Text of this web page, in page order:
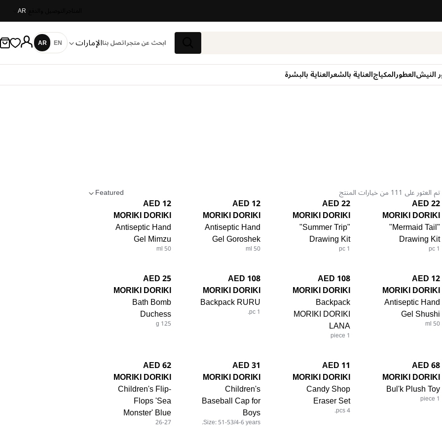
AR
بحث
ابحث عن متجراتصل بناالإمارات اللغة
EN
AR
النيشالعطورالمكياجالعناية بالشعرالعناية بالبشرة
تم العثور على 111 من خيارات المنتج Featured
22 AED
MORIKI DORIKI
"Mermaid Tail"
Drawing Kit
1 pc
22 AED
MORIKI DORIKI
"Summer Trip"
Drawing Kit
1 pc
12 AED
MORIKI DORIKI
Antiseptic Hand
Gel Goroshek
50 ml
12 AED
MORIKI DORIKI
Antiseptic Hand
Gel Mimzu
50 ml
12 AED
MORIKI DORIKI
Antiseptic Hand
Gel Shushi
50 ml
108 AED
MORIKI DORIKI
Backpack
MORIKI DORIKI
LANA
1 piece
108 AED
MORIKI DORIKI
Backpack RURU
1 pc.
25 AED
MORIKI DORIKI
Bath Bomb
Duchess
125 g
68 AED
MORIKI DORIKI
Bul'k Plush Toy
1 piece
11 AED
MORIKI DORIKI
Candy Shop
Eraser Set
4 pcs.
31 AED
MORIKI DORIKI
Children's
Baseball Cap for
Boys
Size: 51-53/4-6 years.
62 AED
MORIKI DORIKI
Children's Flip-
Flops 'Sea
Monster' Blue
26-27